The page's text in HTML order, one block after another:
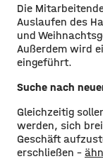
Die
Auslaufen des
und
Außerdem wird
eingeführt.
Suche nach
Gleichzeitig
werden, sich
Geschäft
erschließen –